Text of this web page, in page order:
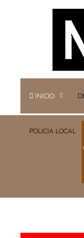
INICIO
POLICIA LOCAL